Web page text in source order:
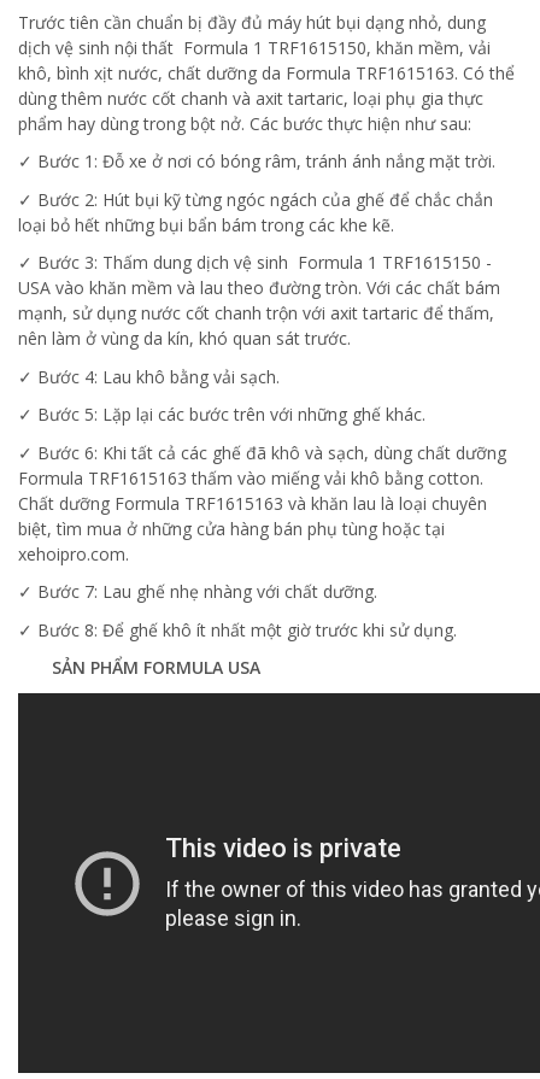
Trước tiên cần chuẩn bị đầy đủ máy hút bụi dạng nhỏ, dung
dịch vệ sinh nội thất Formula 1 TRF1615150, khăn mềm, vải
khô, bình xịt nước, chất dưỡng da Formula TRF1615163. Có thể
dùng thêm nước cốt chanh và axit tartaric, loại phụ gia thực
phẩm hay dùng trong bột nở. Các bước thực hiện như sau:
✓ Bước 1: Đỗ xe ở nơi có bóng râm, tránh ánh nắng mặt trời.
✓ Bước 2: Hút bụi kỹ từng ngóc ngách của ghế để chắc chắn
loại bỏ hết những bụi bẩn bám trong các khe kẽ.
✓ Bước 3: Thấm dung dịch vệ sinh Formula 1 TRF1615150 -
USA vào khăn mềm và lau theo đường tròn. Với các chất bám
mạnh, sử dụng nước cốt chanh trộn với axit tartaric để thấm,
nên làm ở vùng da kín, khó quan sát trước.
✓ Bước 4: Lau khô bằng vải sạch.
✓ Bước 5: Lặp lại các bước trên với những ghế khác.
✓ Bước 6: Khi tất cả các ghế đã khô và sạch, dùng chất dưỡng
Formula TRF1615163 thấm vào miếng vải khô bằng cotton.
Chất dưỡng Formula TRF1615163 và khăn lau là loại chuyên
biệt, tìm mua ở những cửa hàng bán phụ tùng hoặc tại
xehoipro.com.
✓ Bước 7: Lau ghế nhẹ nhàng với chất dưỡng.
✓ Bước 8: Để ghế khô ít nhất một giờ trước khi sử dụng.
SẢN PHẨM FORMULA USA